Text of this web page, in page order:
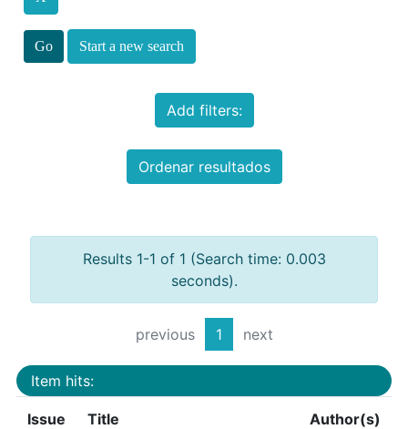
Start a new search
Add filters:
Ordenar resultados
Results 1-1 of 1 (Search time: 0.003
seconds).
previous 1 next
Item hits:
Issue
Title Author(s)